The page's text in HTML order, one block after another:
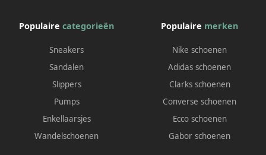
Populaire categorieën
Sneakers
Sandalen
Slippers
Pumps
Enkellaarsjes
Wandelschoenen
Populaire merken
Nike schoenen
Adidas schoenen
Clarks schoenen
Converse schoenen
Ecco schoenen
Gabor schoenen